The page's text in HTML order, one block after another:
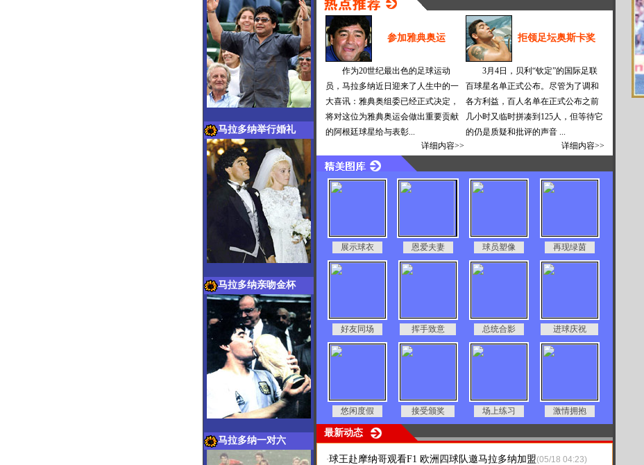
马拉多纳举行婚礼
马拉多纳亲吻金杯
马拉多纳一对六
参加雅典奥运
作为20世纪最出色的足球运动
员，马拉多纳近日迎来了人生中的一
大喜讯：雅典奥组委已经正式决定，
将对这位为雅典奥运会做出重要贡献
的阿根廷球星给与表彰...
详细内容>>
拒领足坛奥斯卡奖
3月4日，贝利“钦定”的国际足联
百球星名单正式公布。尽管为了调和
各方利益，百人名单在正式公布之前
几小时又临时拼凑到125人，但等待它
的仍是质疑和批评的声音 ...
详细内容>>
展示球衣 恩爱夫妻 球员塑像 再现绿茵
好友同场 挥手致意 总统合影 进球庆祝
悠闲度假 接受颁奖 场上练习 激情拥抱
最新动态
·球王赴摩纳哥观看F1 欧洲四球队邀马拉多纳加盟(05/18 04:23)